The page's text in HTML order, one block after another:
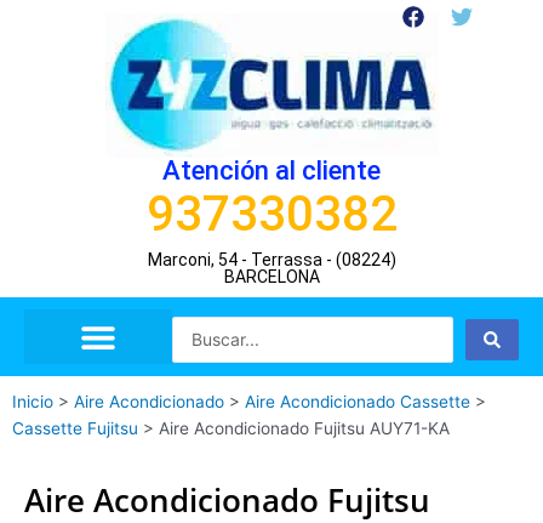
F
e
b
o
T
Atención al cliente
937330382
Marconi, 54 - Terrassa - (08224)
BARCELONA
Search
Inicio > Aire Acondicionado > Aire Acondicionado Cassette >
Cassette Fujitsu > Aire Acondicionado Fujitsu AUY71-KA
Aire Acondicionado Fujitsu